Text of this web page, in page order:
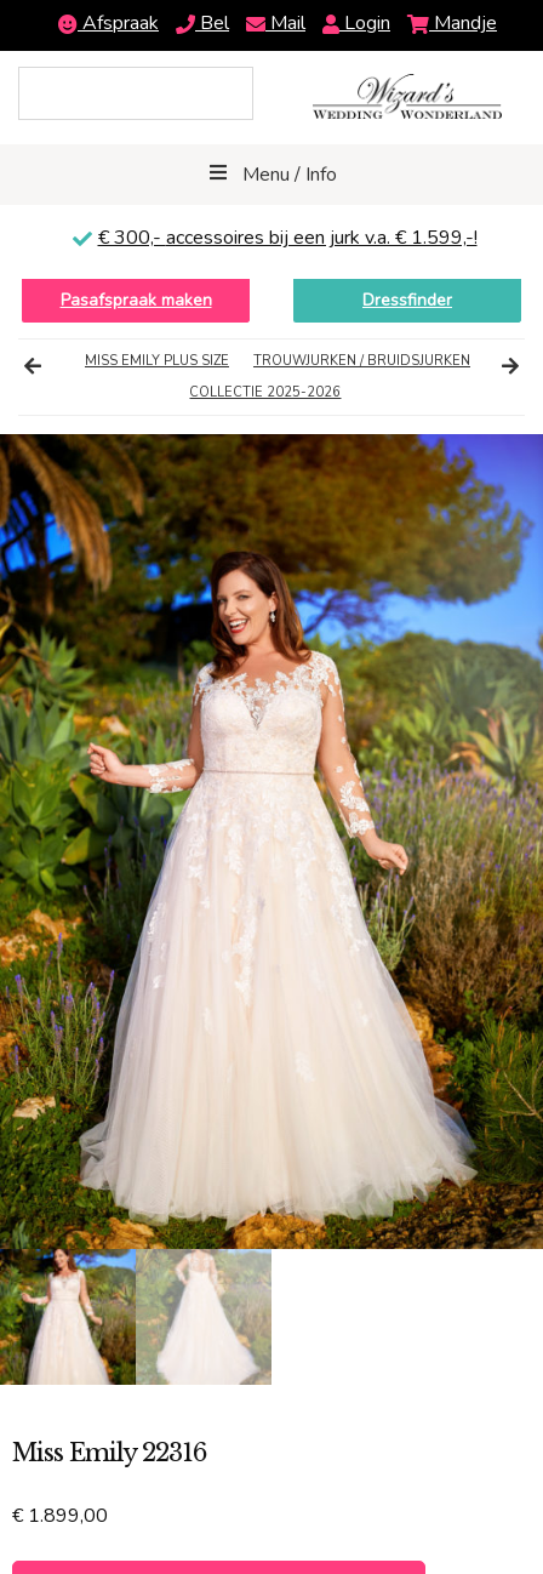
Afspraak Bel Mail Login Mandje
Menu / Info
€ 300,- accessoires bij een jurk v.a. € 1.599,-!
Pasafspraak maken Dressfinder
MISS EMILY PLUS SIZE
TROUWJURKEN / BRUIDSJURKEN
COLLECTIE 2025-2026
Miss Emily 22316
€1.899,00